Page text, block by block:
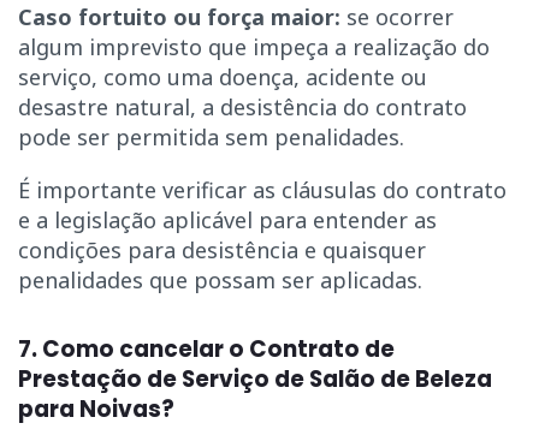
Caso fortuito ou força maior: se ocorrer
algum imprevisto que impeça a realização do
serviço, como uma doença, acidente ou
desastre natural, a desistência do contrato
pode ser permitida sem penalidades.
É importante verificar as cláusulas do contrato
e a legislação aplicável para entender as
condições para desistência e quaisquer
penalidades que possam ser aplicadas.
7. Como cancelar o Contrato de
Prestação de Serviço de Salão de Beleza
para Noivas?